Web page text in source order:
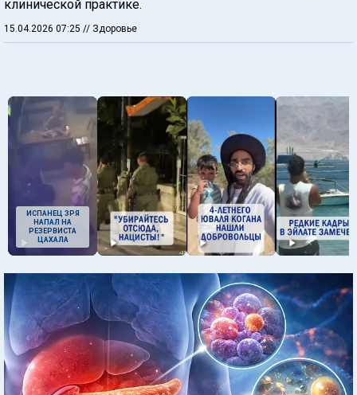
клинической практике.
15.04.2026 07:25 // Здоровье
ИСПАНЕЦ ЗРЯ
НАПАЛ НА
РЕЗЕРВИСТА
ЦАХАЛА